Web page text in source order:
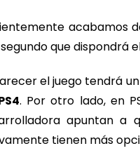
acabamos
que dispondrá
el juego tendrá
. Por otro lado, en
apuntan a
tienen más